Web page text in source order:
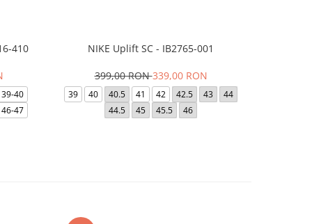
410
39-40
46-47
NIKE Uplift SC - IB2765-001
399,00 RON339,00 RON
39 40 40.5 41 42 42.5 43
44
44.5
45 45.5 46